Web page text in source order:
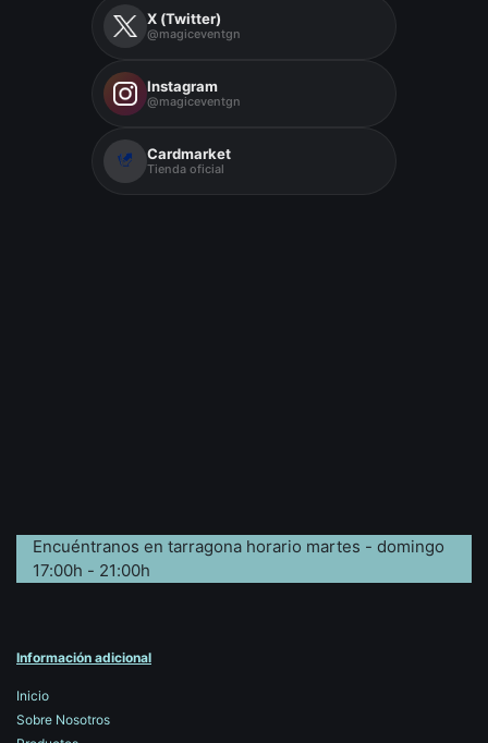
X (Twitter)
@magiceventgn
Instagram
@magiceventgn
Cardmarket
Tienda oficial
Encuéntranos en tarragona horario martes - domingo
17:00h - 21:00h
Información adicional
Inicio
Sobre Nosotros